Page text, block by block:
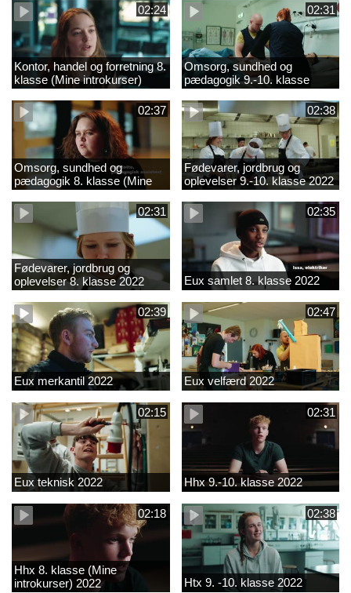
02:24
Kontor, handel og forretning 8.
klasse (Mine introkurser)
2022
02:31
Omsorg, sundhed og
pædagogik 9.-10. klasse
2022
02:37
Omsorg, sundhed og
pædagogik 8. klasse (Mine
introkurser) 2022
02:38
Fødevarer, jordbrug og
oplevelser 9.-10. klasse 2022
02:31
Fødevarer, jordbrug og
oplevelser 8. klasse 2022
02:35
Eux samlet 8. klasse 2022
02:39
Eux merkantil 2022
02:47
Eux velfærd 2022
02:15
Eux teknisk 2022
02:31
Hhx 9.-10. klasse 2022
02:18
Hhx 8. klasse (Mine
introkurser) 2022
02:38
Htx 9. -10. klasse 2022